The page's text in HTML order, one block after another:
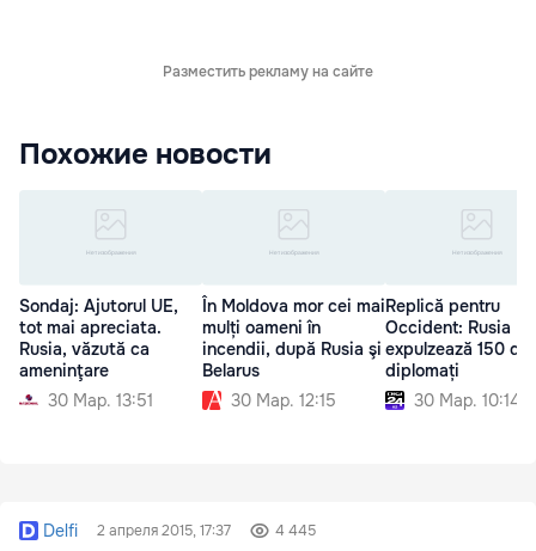
Разместить рекламу на сайте
Похожие новости
Sondaj: Ajutorul UE,
tot mai apreciata.
Rusia, văzută ca
ameninţare
30 Мар. 13:51
În Moldova mor cei mai
mulți oameni în
incendii, după Rusia şi
Belarus
30 Мар. 12:15
Replică pentru
Occident: Rusia
expulzează 150 de
diplomați
30 Мар. 10:14
Delfi 2 апреля 2015, 17:37 4 445